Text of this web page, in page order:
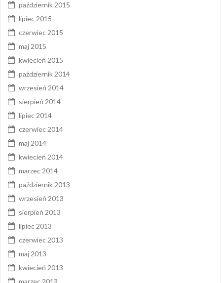
październik 2015
lipiec 2015
czerwiec 2015
maj 2015
kwiecień 2015
październik 2014
wrzesień 2014
sierpień 2014
lipiec 2014
czerwiec 2014
maj 2014
kwiecień 2014
marzec 2014
październik 2013
wrzesień 2013
sierpień 2013
lipiec 2013
czerwiec 2013
maj 2013
kwiecień 2013